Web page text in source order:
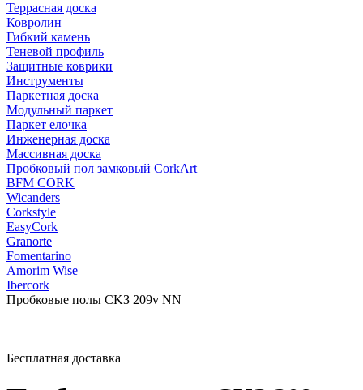
Террасная доска
Ковролин
Гибкий камень
Теневой профиль
Защитные коврики
Инструменты
Паркетная доска
Модульный паркет
Паркет елочка
Инженерная доска
Массивная доска
Пробковый пол замковый CorkArt
BFM CORK
Wicanders
Corkstyle
EasyCork
Granorte
Fomentarino
Amorim Wise
Ibercork
Пробковые полы CKЗ 209v NN
Бесплатная доставка